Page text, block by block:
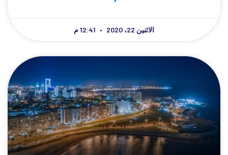
الاثنين 22، 2020